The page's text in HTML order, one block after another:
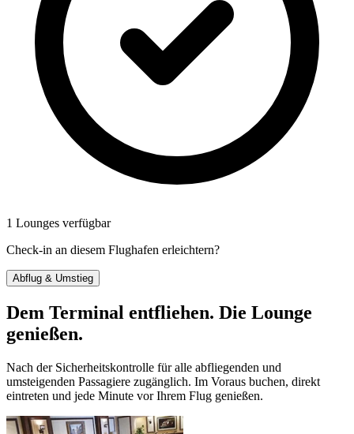
1 Lounges verfügbar
Check-in an diesem Flughafen erleichtern?
Abflug & Umstieg
Dem Terminal entfliehen. Die Lounge
genießen.
Nach der Sicherheitskontrolle für alle abfliegenden und
umsteigenden Passagiere zugänglich. Im Voraus buchen, direkt
eintreten und jede Minute vor Ihrem Flug genießen.